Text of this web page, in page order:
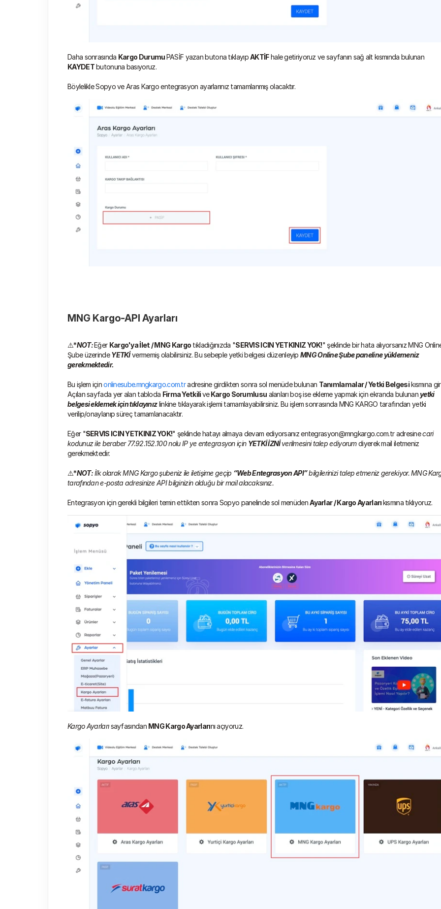
Daha sonrasında Kargo Durumu PASİF yazan butona tıklayıp AKTİF
hale getiriyoruz ve sayfanın sağ alt kısmında bulunan
KAYDET butonuna basıyoruz.
Böylelikle Sopyo ve Aras Kargo entegrasyon ayarlarınız tamamlanmış olacaktır.
MNG Kargo-API Ayarları
⚠️*NOT: Eğer Kargo'ya İlet / MNG Kargo tıkladığınızda "SERVIS ICIN YETKINIZ YOK!" şeklinde bir hata alıyorsanız MNG
Şube üzerinde YETKİ vermemiş olabilirsiniz. Bu sebeple yetki belgesi düzenleyip MNG Online Şube paneline yüklemeniz
gerekmektedir.
Bu işlem için onlinesube.mngkargo.com.tr adresine girdikten sonra sol menüde bulunan Tanımlamalar / Yetki Belgesi kısmına
Açılan sayfada yer alan tabloda Firma Yetkili ve Kargo Sorumlusu alanları boş ise ekleme yapmak için ekranda bulunan yetki
belgesi eklemek için tıklayınız linkine tıklayarak işlemi tamamlayabilirsiniz. Bu işlem sonrasında MNG KARGO tarafından yetki
verilip/onaylanıp süreç tamamlanacaktır.
Eğer "SERVIS ICIN YETKINIZ YOK!" şeklinde hatayı almaya devam ediyorsanız entegrasyon@mngkargo.com.tr adresine cari
kodunuz ile beraber 77.92.152.100 nolu IP ye entegrasyon için YETKİ İZNİ verilmesini talep ediyorum diyerek mail iletmeniz
gerekmektedir.
⚠️*NOT: İlk olarak MNG Kargo şubeniz ile iletişime geçip “Web Entegrasyon API” bilgilerinizi talep etmeniz gerekiyor. MNG
tarafından e-posta adresinize API bilginizin olduğu bir mail alacaksınız.
Entegrasyon için gerekli bilgileri temin ettikten sonra Sopyo panelinde sol menüden Ayarlar / Kargo Ayarları kısmına tıklıyoruz.
Kargo Ayarları sayfasından MNG Kargo Ayarlarını açıyoruz.